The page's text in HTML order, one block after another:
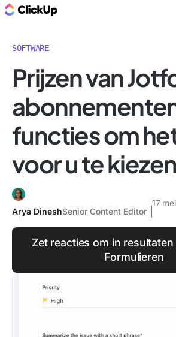
SOFTWARE
Prijzen van
functies om
voor u te kiezen
Arya DineshSenior Content Editor
17
Zet reacties om in
Formulieren